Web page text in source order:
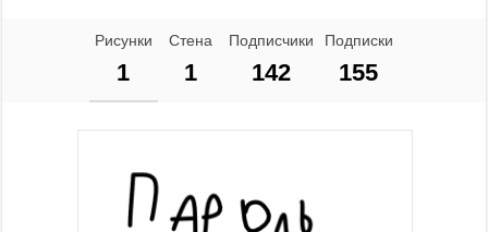
Рисунки
1
Стена
1
Подписчики
142
Подписки
155